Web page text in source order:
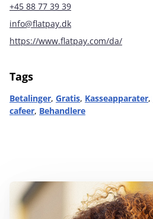
+45 88 77 39 39
info@flatpay.dk
https://www.flatpay.com/da/
Tags
Betalinger, Gratis, Kasseapparater,
cafeer, Behandlere